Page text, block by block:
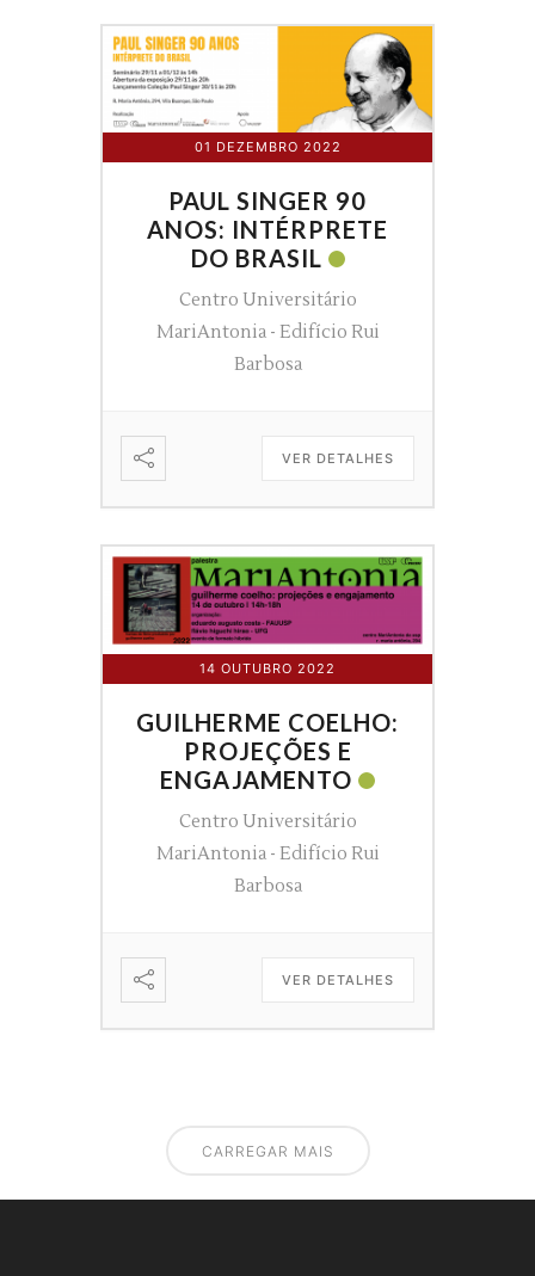
01 DEZEMBRO 2022
PAUL SINGER 90
ANOS: INTÉRPRETE
DO BRASIL
Centro Universitário
MariAntonia - Edifício Rui
Barbosa
VER DETALHES
14 OUTUBRO 2022
GUILHERME COELHO:
PROJEÇÕES E
ENGAJAMENTO
Centro Universitário
MariAntonia - Edifício Rui
Barbosa
VER DETALHES
CARREGAR MAIS